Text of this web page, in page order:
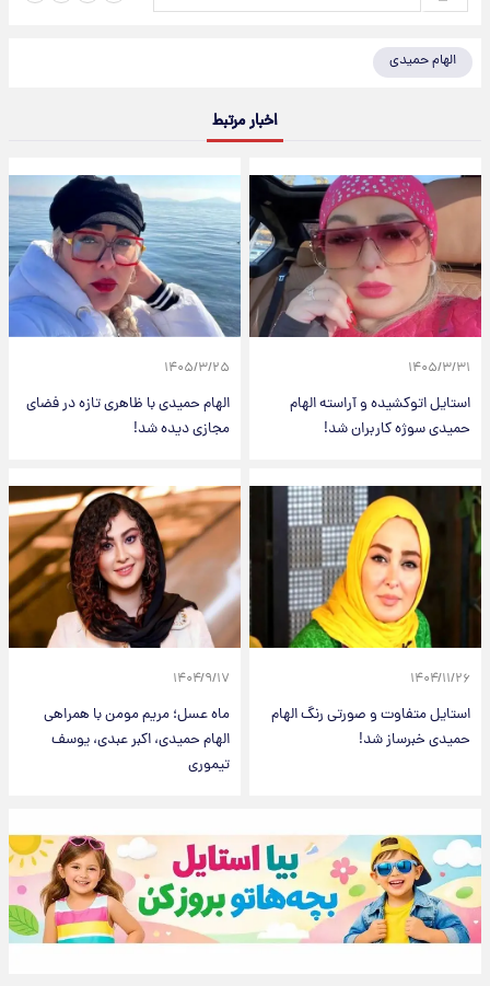
الهام حمیدی
اخبار مرتبط
۱۴۰۵/۳/۳۱
استایل اتوکشیده و آراسته الهام
حمیدی سوژه کاربران شد!
۱۴۰۵/۳/۲۵
الهام حمیدی با ظاهری تازه در فضای
مجازی دیده شد!
۱۴۰۴/۱۱/۲۶
استایل متفاوت و صورتی رنگ الهام
حمیدی خبرساز شد!
۱۴۰۴/۹/۱۷
ماه عسل؛ مریم مومن با همراهی
الهام حمیدی، اکبر عبدی، یوسف
تیموری